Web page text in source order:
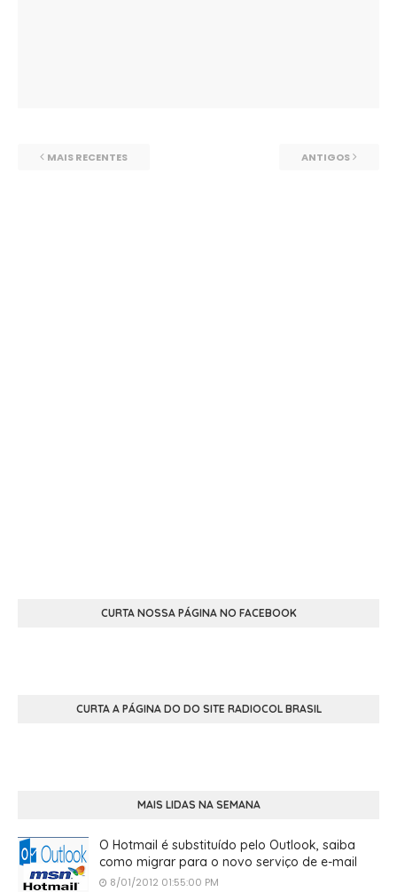
MAIS RECENTES ANTIGOS
CURTA NOSSA PÁGINA NO FACEBOOK
CURTA A PÁGINA DO DO SITE RADIOCOL BRASIL
MAIS LIDAS NA SEMANA
O Hotmail é substituído pelo Outlook, saiba
como migrar para o novo serviço de e-mail
8/01/2012 01:55:00 PM